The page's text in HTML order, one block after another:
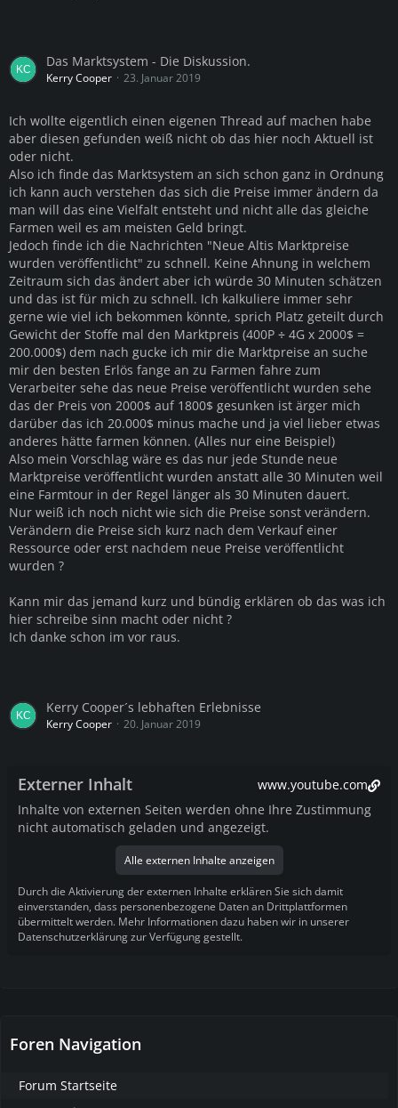
Das Marktsystem - Die Diskussion.
Kerry Cooper 23. Januar 2019
Ich wollte eigentlich einen eigenen Thread auf machen habe
aber diesen gefunden weiß nicht ob das hier noch Aktuell ist
oder nicht.
Also ich finde das Marktsystem an sich schon ganz in Ordnung
ich kann auch verstehen das sich die Preise immer ändern da
man will das eine Vielfalt entsteht und nicht alle das gleiche
Farmen weil es am meisten Geld bringt.
Jedoch finde ich die Nachrichten "Neue Altis Marktpreise
wurden veröffentlicht" zu schnell. Keine Ahnung in welchem
Zeitraum sich das ändert aber ich würde 30 Minuten schätzen
und das ist für mich zu schnell. Ich kalkuliere immer sehr
gerne wie viel ich bekommen könnte, sprich Platz geteilt durch
Gewicht der Stoffe mal den Marktpreis (400P ÷ 4G x 2000$ =
200.000$) dem nach gucke ich mir die Marktpreise an suche
mir den besten Erlös fange an zu Farmen fahre zum
Verarbeiter sehe das neue Preise veröffentlicht wurden sehe
das der Preis von 2000$ auf 1800$ gesunken ist ärger mich
darüber das ich 20.000$ minus mache und ja viel lieber etwas
anderes hätte farmen können. (Alles nur eine Beispiel)
Also mein Vorschlag wäre es das nur jede Stunde neue
Marktpreise veröffentlicht wurden anstatt alle 30 Minuten weil
eine Farmtour in der Regel länger als 30 Minuten dauert.
Nur weiß ich noch nicht wie sich die Preise sonst verändern.
Verändern die Preise sich kurz nach dem Verkauf einer
Ressource oder erst nachdem neue Preise veröffentlicht
wurden ?
Kann mir das jemand kurz und bündig erklären ob das was ich
hier schreibe sinn macht oder nicht ?
Ich danke schon im vor raus.
Kerry Cooper´s lebhaften Erlebnisse
Kerry Cooper 20. Januar 2019
Externer Inhalt
www.youtube.com
Inhalte von externen Seiten werden ohne Ihre Zustimmung
nicht automatisch geladen und angezeigt.
Alle externen Inhalte anzeigen
Durch die Aktivierung der externen Inhalte erklären Sie sich damit
einverstanden, dass personenbezogene Daten an Drittplattformen
übermittelt werden. Mehr Informationen dazu haben wir in unserer
Datenschutzerklärung zur Verfügung gestellt.
Foren Navigation
Forum Startseite